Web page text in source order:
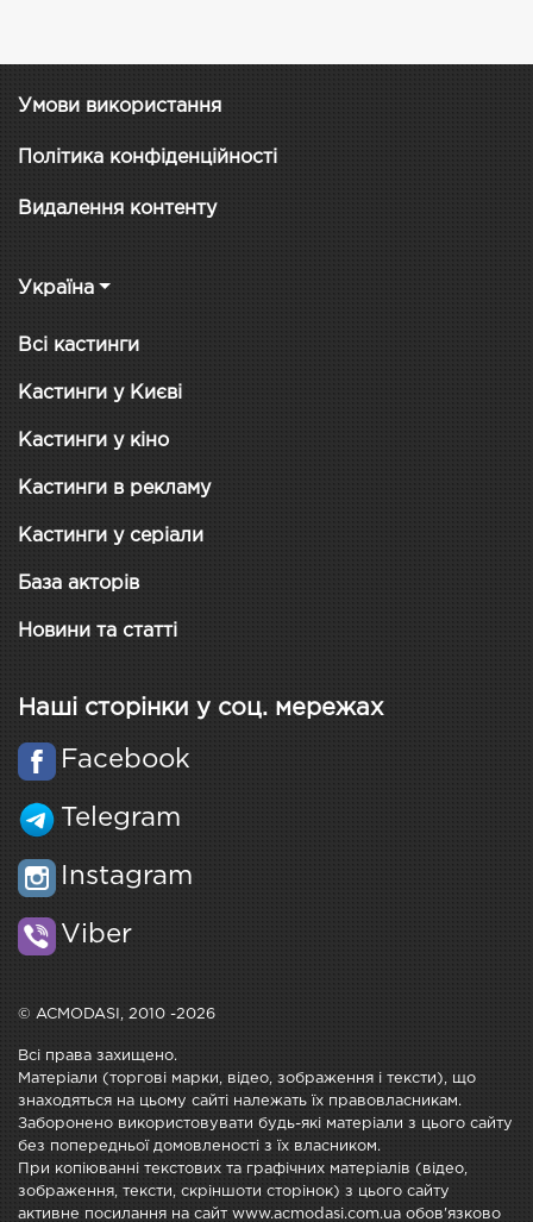
Умови використання
Політика конфіденційності
Видалення контенту
Україна
Всі кастинги
Кастинги у Києві
Кастинги у кіно
Кастинги в рекламу
Кастинги у серіали
База акторів
Новини та статті
Наші сторінки у соц. мережах
Facebook
Telegram
Instagram
Viber
© ACMODASI, 2010 -2026
Всі права захищено.
Матеріали (торгові марки, відео, зображення і тексти), що
знаходяться на цьому сайті належать їх правовласникам.
Заборонено використовувати будь-які матеріали з цього сайту
без попередньої домовленості з їх власником.
При копіюванні текстових та графічних матеріалів (відео,
зображення, тексти, скріншоти сторінок) з цього сайту
активне посилання на сайт www.acmodasi.com.ua обов'язково